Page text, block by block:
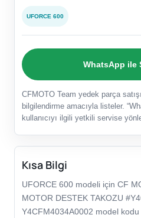
UFORCE 600
WhatsApp ile
CFMOTO Team yedek parça
bilgilendirme amacıyla listeler.
kullanıcıyı ilgili yetkili servise
Kısa Bilgi
UFORCE 600 modeli için CF
MOTOR DESTEK TAKOZU
Y4CFM4034A0002 model